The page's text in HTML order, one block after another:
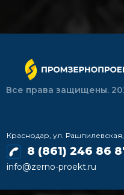
Все права защищены.
Краснодар, ул.
8 (861) 246 86
info@zerno-proekt.ru